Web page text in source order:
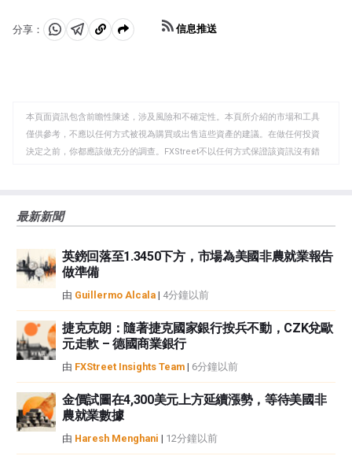
分享：
分 分 複
板
信息推送
本頁面資訊包含前瞻性陳述，涉及風險和不確定性。本頁所介紹的市場和工具
僅供參考，不應以任何方式被視為購買或出售這些資產的建議。在做任何投資
決定之前，你都應該做充分的調查。FXStreet不以任何方式保證該資訊沒有錯
觀點，並不代表FXStreet或其廣告商的官方政策或立場。作者不對本頁連結的
如果文章正文中沒有明確提到，在撰寫本文時，作者在本文中提到的任何股票
中都沒有頭寸，也沒有與文中提到的任何公司有業務關係。除了FXStreet，作
者沒有收到撰寫這篇文章的報酬。
性不作任何陳述。FXStreet和作者將不承擔任何錯誤，遺漏或任何損失，傷害
或損害由此資訊及其顯示或使用引起的。錯誤和遺漏除外。本文作者和
FXStreet並非註冊投資顧問，本文內容無意提供任何投資建議。
最新新聞
英鎊回落至1.3450下方，市場為美國非農就業報告
做準備
由 Guillermo Alcala | 4分鐘以前
捷克克朗：隨著捷克國家銀行按兵不動，CZK兌歐
元走軟 – 德國商業銀行
由 FXStreet Insights Team | 6分鐘以前
金價試圖在4,300美元上方延續漲勢，等待美國非
農就業數據
由 Haresh Menghani | 12分鐘以前